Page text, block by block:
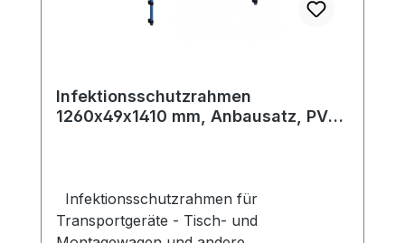
Infektionsschutzrahmen
1260x49x1410 mm, Anbausatz, PVC
Infektionsschutzrahmen für
Transportgeräte - Tisch- und